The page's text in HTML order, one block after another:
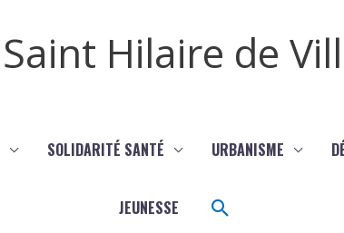
Saint Hilaire de
SOLIDARITÉ SANTÉ URBANISME
JEUNESSE Rechercher